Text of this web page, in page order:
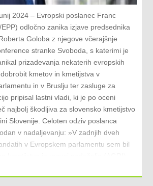
2024 – Evropski poslanec Franc
odločno zanika izjave predsednika
Goloba z njegove včerajšnje
stranke Svoboda, s katerimi je
prizadevanja nekaterih evropskih
kmetov in kmetijstva v
in v Bruslju ter zasluge za
pripisal lastni vladi, ki je po oceni
najbolj škodljiva za slovensko kmetijstvo
Slovenije. Celoten odziv poslanca
v nadaljevanju: »V zadnjih dveh
v Evropskem parlamentu sem bil
pričel voditi iniciativo »Pametne